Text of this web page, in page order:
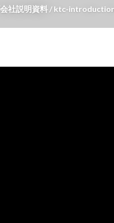
社説明資料 / ktc-